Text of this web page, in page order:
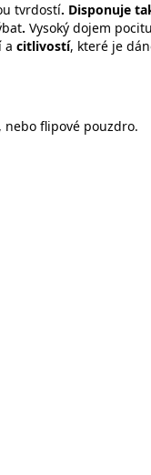
tvrdostí. Disponuje
. Vysoký dojem pocitu
a citlivostí, které je
flipové pouzdro.